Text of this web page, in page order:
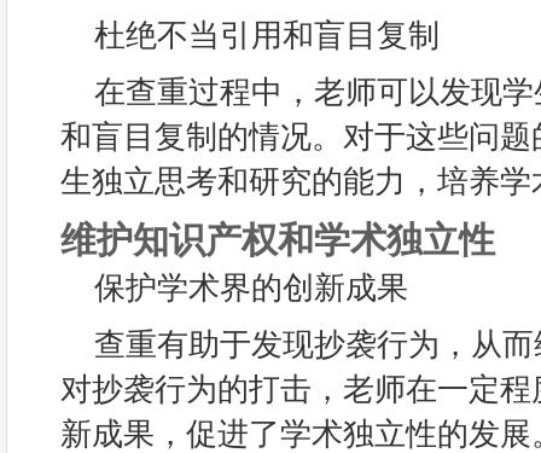
杜绝不当引用和盲目复制
在查重过程中，老师可以发现
和盲目复制的情况。对于这些问
生独立思考和研究的能力，培养
维护知识产权和学术独立性
保护学术界的创新成果
查重有助于发现抄袭行为，从
对抄袭行为的打击，老师在一定
新成果，促进了学术独立性的发展